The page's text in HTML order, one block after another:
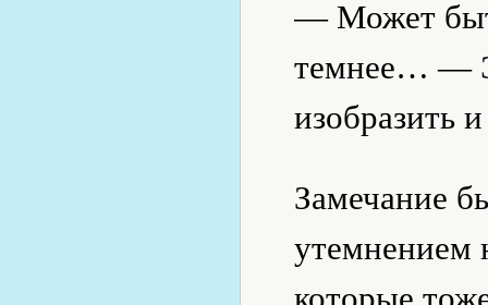
— Может
темнее… —
изобразить
Замечание
утемнением